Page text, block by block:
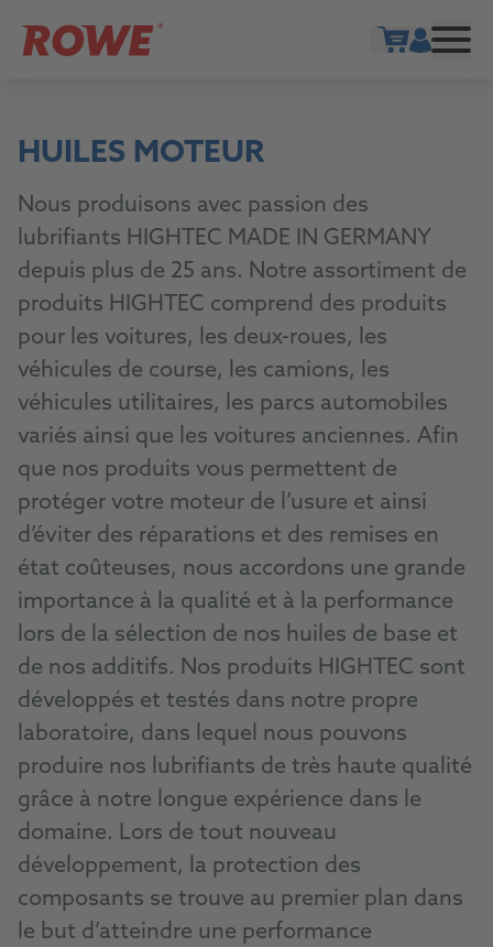
HUILES MOTEUR
Nous produisons avec passion des
lubrifiants HIGHTEC MADE IN GERMANY
depuis plus de 25 ans. Notre assortiment de
produits HIGHTEC comprend des produits
pour les voitures, les deux-roues, les
véhicules de course, les camions, les
véhicules utilitaires, les parcs automobiles
variés ainsi que les voitures anciennes. Afin
que nos produits vous permettent de
protéger votre moteur de l’usure et ainsi
d’éviter des réparations et des remises en
état coûteuses, nous accordons une grande
importance à la qualité et à la performance
lors de la sélection de nos huiles de base et
de nos additifs. Nos produits HIGHTEC sont
développés et testés dans notre propre
laboratoire, dans lequel nous pouvons
produire nos lubrifiants de très haute qualité
grâce à notre longue expérience dans le
domaine. Lors de tout nouveau
développement, la protection des
composants se trouve au premier plan dans
le but d’atteindre une performance